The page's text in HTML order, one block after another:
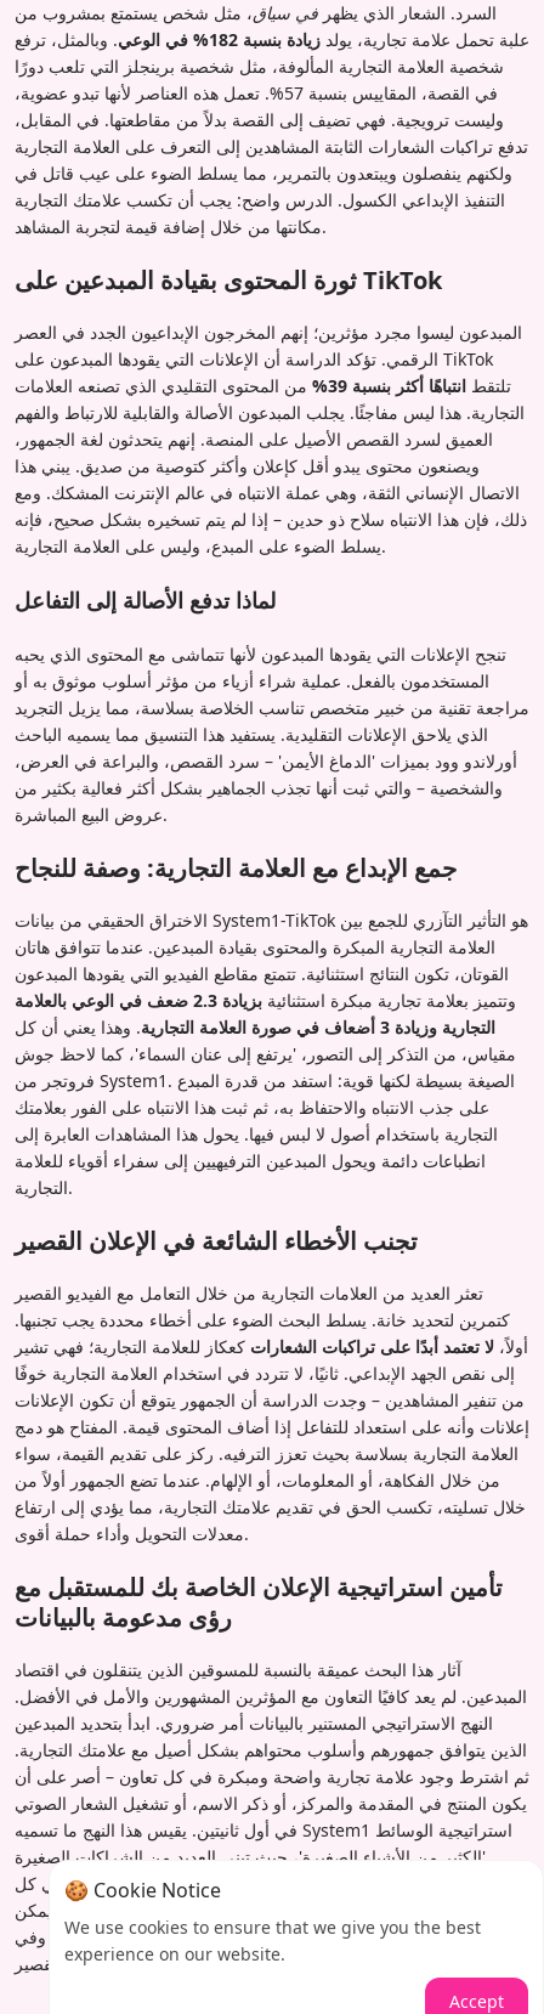
السرد. الشعار الذي يظهر في سياق، مثل شخص يستمتع بمشروب من
علبة تحمل علامة تجارية، يولد زيادة بنسبة 182% في الوعي
. وبالمثل، ترفع
شخصية العلامة التجارية المألوفة، مثل شخصية برينجلز التي تلعب دورًا
في القصة، المقاييس بنسبة 57%. تعمل هذه العناصر لأنها تبدو عضوية،
وليست ترويجية. فهي تضيف إلى القصة بدلاً من مقاطعتها. في المقابل،
تدفع تراكبات الشعارات الثابتة المشاهدين إلى التعرف على العلامة التجارية
ولكنهم ينفصلون ويبتعدون بالتمرير، مما يسلط الضوء على عيب قاتل في
التنفيذ الإبداعي الكسول. الدرس واضح: يجب أن تكسب علامتك التجارية
مكانتها من خلال إضافة قيمة لتجربة المشاهد.
ثورة المحتوى بقيادة المبدعين على TikTok
المبدعون ليسوا مجرد مؤثرين؛ إنهم المخرجون الإبداعيون الجدد في العصر
الرقمي. تؤكد الدراسة أن الإعلانات التي يقودها المبدعون على TikTok
تلتقط انتباهًا أكثر بنسبة 39%
من المحتوى التقليدي الذي تصنعه العلامات
التجارية. هذا ليس مفاجئًا. يجلب المبدعون الأصالة والقابلية للارتباط والفهم
العميق لسرد القصص الأصيل على المنصة. إنهم يتحدثون لغة الجمهور،
ويصنعون محتوى يبدو أقل كإعلان وأكثر كتوصية من صديق. يبني هذا
الاتصال الإنساني الثقة، وهي عملة الانتباه في عالم الإنترنت المشكك. ومع
ذلك، فإن هذا الانتباه سلاح ذو حدين – إذا لم يتم تسخيره بشكل صحيح، فإنه
يسلط الضوء على المبدع، وليس على العلامة التجارية.
لماذا تدفع الأصالة إلى التفاعل
تنجح الإعلانات التي يقودها المبدعون لأنها تتماشى مع المحتوى الذي يحبه
المستخدمون بالفعل. عملية شراء أزياء من مؤثر أسلوب موثوق به أو
مراجعة تقنية من خبير متخصص تناسب الخلاصة بسلاسة، مما يزيل التجريد
الذي يلاحق الإعلانات التقليدية. يستفيد هذا التنسيق مما يسميه الباحث
أورلاندو وود بميزات 'الدماغ الأيمن' – سرد القصص، والبراعة في العرض،
والشخصية – والتي ثبت أنها تجذب الجماهير بشكل أكثر فعالية بكثير من
عروض البيع المباشرة.
جمع الإبداع مع العلامة التجارية: وصفة للنجاح
الاختراق الحقيقي من بيانات System1-TikTok هو التأثير التآزري للجمع بين
العلامة التجارية المبكرة والمحتوى بقيادة المبدعين. عندما تتوافق هاتان
القوتان، تكون النتائج استثنائية. تتمتع مقاطع الفيديو التي يقودها المبدعون
وتتميز بعلامة تجارية مبكرة استثنائية
بزيادة 2.3 ضعف في الوعي بالعلامة
التجارية وزيادة 3 أضعاف في صورة العلامة التجارية
. وهذا يعني أن كل
مقياس، من التذكر إلى التصور، 'يرتفع إلى عنان السماء'، كما لاحظ جوش
فروتجر من System1. الصيغة بسيطة لكنها قوية: استفد من قدرة المبدع
على جذب الانتباه والاحتفاظ به، ثم ثبت هذا الانتباه على الفور بعلامتك
التجارية باستخدام أصول لا لبس فيها. يحول هذا المشاهدات العابرة إلى
انطباعات دائمة ويحول المبدعين الترفيهيين إلى سفراء أقوياء للعلامة
التجارية.
تجنب الأخطاء الشائعة في الإعلان القصير
تعثر العديد من العلامات التجارية من خلال التعامل مع الفيديو القصير
كتمرين لتحديد خانة. يسلط البحث الضوء على أخطاء محددة يجب تجنبها.
أولاً، لا تعتمد أبدًا على تراكبات الشعارات كعكاز للعلامة التجارية؛ فهي تشير
إلى نقص الجهد الإبداعي. ثانيًا، لا تتردد في استخدام العلامة التجارية خوفًا
من تنفير المشاهدين – وجدت الدراسة أن الجمهور يتوقع أن تكون الإعلانات
إعلانات وأنه على استعداد للتفاعل إذا أضاف المحتوى قيمة. المفتاح هو دمج
العلامة التجارية بسلاسة بحيث تعزز الترفيه. ركز على تقديم القيمة، سواء
من خلال الفكاهة، أو المعلومات، أو الإلهام. عندما تضع الجمهور أولاً من
خلال تسليته، تكسب الحق في تقديم علامتك التجارية، مما يؤدي إلى ارتفاع
معدلات التحويل وأداء حملة أقوى.
تأمين استراتيجية الإعلان الخاصة بك للمستقبل مع
رؤى مدعومة بالبيانات
آثار هذا البحث عميقة بالنسبة للمسوقين الذين يتنقلون في اقتصاد
المبدعين. لم يعد كافيًا التعاون مع المؤثرين المشهورين والأمل في الأفضل.
النهج الاستراتيجي المستنير بالبيانات أمر ضروري. ابدأ بتحديد المبدعين
الذين يتوافق جمهورهم وأسلوب محتواهم بشكل أصيل مع علامتك التجارية.
ثم اشترط وجود علامة تجارية واضحة ومبكرة في كل تعاون – أصر على أن
يكون المنتج في المقدمة والمركز، أو ذكر الاسم، أو تشغيل الشعار الصوتي
في أول ثانيتين. يقيس هذا النهج ما تسميه System1 استراتيجية الوسائط
'الكثير من الأشياء الصغيرة'، حيث تبني العديد من الشراكات الصغيرة
والمميزة جيدًا مع المبدعين معًا قيمة علامة تجارية كبيرة. من خلال تبني كل
من فن سرد القصص للمبدعين وعلم العلامة التجارية المبكرة، يمكن
للعلامات التجارية فتح مستويات غير مسبوقة من الانتباه، والتذكر، وفي
النهاية، النمو في ساحة الفيديو القصير.
🍪 Cookie Notice
We use cookies to ensure that we give you the best
experience on our website.
Accept